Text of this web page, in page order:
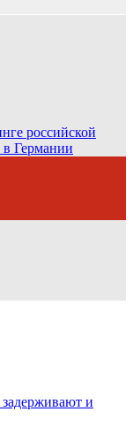
российской
Германии
задерживают и